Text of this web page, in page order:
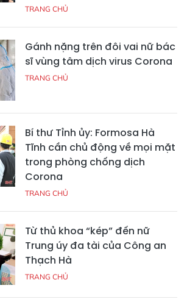
TRANG CHỦ
Gánh nặng trên đôi vai nữ bác
sĩ vùng tâm dịch virus Corona
TRANG CHỦ
Bí thư Tỉnh ủy: Formosa Hà
Tĩnh cần chủ động về mọi mặt
trong phòng chống dịch
Corona
TRANG CHỦ
Từ thủ khoa “kép” đến nữ
Trung úy đa tài của Công an
Thạch Hà
TRANG CHỦ